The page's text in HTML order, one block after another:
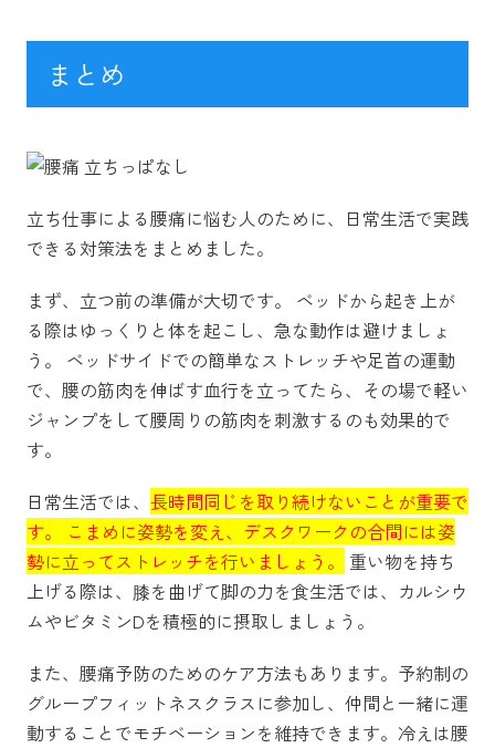
まとめ
立ち仕事による腰痛に悩む人のために、日常生活で実践
できる対策法をまとめました。
まず、立つ前の準備が大切です。 ベッドから起き上が
る際はゆっくりと体を起こし、急な動作は避けましょ
う。 ベッドサイドでの簡単なストレッチや足首の運動
で、腰の筋肉を伸ばす血行を立ってたら、その場で軽い
ジャンプをして腰周りの筋肉を刺激するのも効果的で
す。
日常生活では、 長時間同じを取り続けないことが重要で
す。 こまめに姿勢を変え、デスクワークの合間には姿
勢に立ってストレッチを行いましょう。
重い物を持ち
上げる際は、膝を曲げて脚の力を食生活では、カルシウ
ムやビタミンDを積極的に摂取しましょう。
また、腰痛予防のためのケア方法もあります。予約制の
グループフィットネスクラスに参加し、仲間と一緒に運
動することでモチベーションを維持できます。冷えは腰